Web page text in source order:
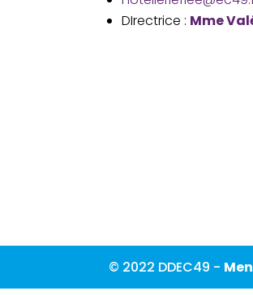
DIrectrice : Mme
© 2022 DDEC49 -